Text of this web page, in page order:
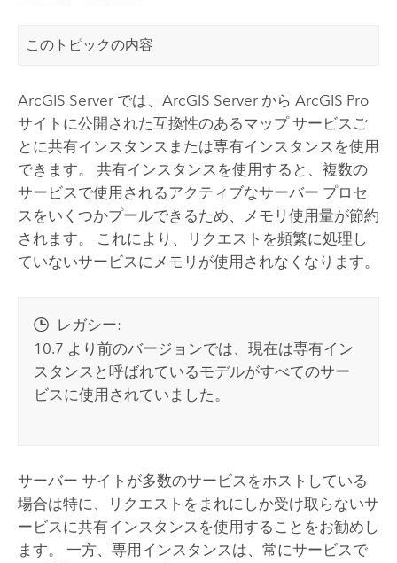
このトピックの内容
ArcGIS Serverでは、 ArcGIS Serverから ArcGIS Pro
サイトに公開された互換性のあるマップ サービスご
とに共有インスタンスまたは専有インスタンスを使用
できます。 共有インスタンスを使用すると、複数の
サービスで使用されるアクティブなサーバー プロセ
スをいくつかプールできるため、メモリ使用量が節約
されます。 これにより、リクエストを頻繁に処理し
ていないサービスにメモリが使用されなくなります。
レガシー:
10.7 より前のバージョンでは、現在は専有イン
スタンスと呼ばれているモデルがすべてのサー
ビスに使用されていました。
サーバー サイトが多数のサービスをホストしている
場合は特に、リクエストをまれにしか受け取らないサ
ービスに共有インスタンスを使用することをお勧めし
ます。 一方、専用インスタンスは、常にサービスで